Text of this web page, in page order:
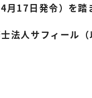
月17日発令）を踏
法人サフィール